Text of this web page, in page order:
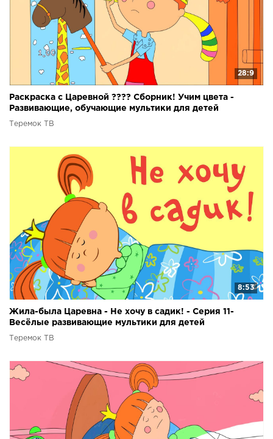
28:9
Раскраска с Царевной ???? Сборник! Учим цвета -
Развивающие, обучающие мультики для детей
Теремок ТВ
8:53
Жила-была Царевна - Не хочу в садик! - Серия 11-
Весёлые развивающие мультики для детей
Теремок ТВ